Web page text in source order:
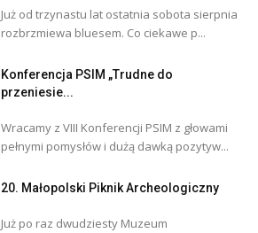
Już od trzynastu lat ostatnia sobota sierpnia
rozbrzmiewa bluesem. Co ciekawe p...
Konferencja PSIM „Trudne do
przeniesie...
Wracamy z VIII Konferencji PSIM z głowami
pełnymi pomysłów i dużą dawką pozytyw...
20. Małopolski Piknik Archeologiczny
Już po raz dwudziesty Muzeum